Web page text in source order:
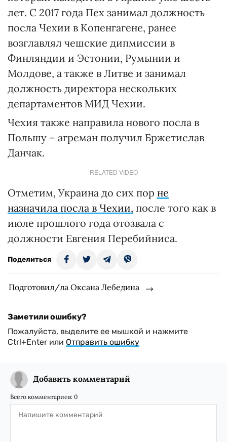
лет. С 2017 года Пех занимал должность
посла Чехии в Копенгагене, ранее
возглавлял чешские дипмиссии в
Финляндии и Эстонии, Румынии и
Молдове, а также в Литве и занимал
должность директора нескольких
департаментов МИД Чехии.
Чехия также направила нового посла в
Польшу – агреман получил Бржетислав
Данчак.
RELATED VIDEO
Отметим, Украина до сих пор не
назначила посла в Чехии, после того как в
июле прошлого года отозвала с
должности Евгения Перебийниса.
Поделиться
Подготовил/ла Оксана Лебедина
Заметили ошибку?
Пожалуйста, выделите ее мышкой и нажмите
Ctrl+Enter или Отправить ошибку
Добавить комментарий
Всего комментариев: 0